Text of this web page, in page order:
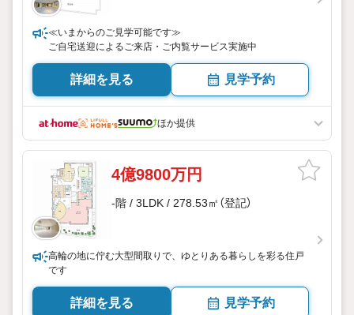
≪いまからのご見学可能です≫
ご自宅送迎によるご来店・ご内覧サービス実施中
詳細を見る 見学予約
ほか提供
4億9800万円
-階 / 3LDK / 278.53㎡（登記）
高輪の地に佇む大型間取りで、ゆとりある暮らしを彩る住戸
です
詳細を見る 見学予約